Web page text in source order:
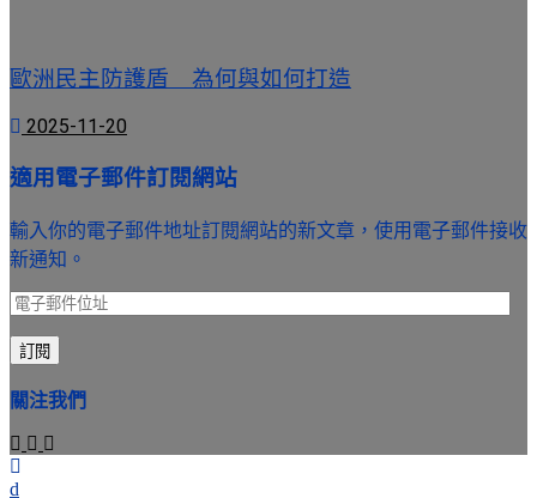
歐洲民主防護盾 為何與如何打造
2025-11-20
適用電子郵件訂閱網站
輸入你的電子郵件地址訂閱網站的新文章，使用電子郵件接收
新通知。
電
子
郵
件
址
訂閱
關注我們